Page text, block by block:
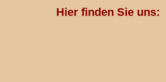
Hier finden Sie uns: